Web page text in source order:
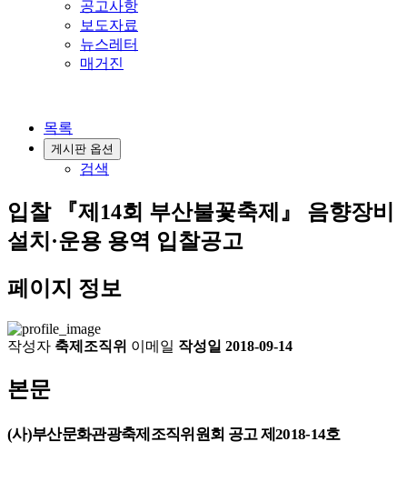
공고사항
보도자료
뉴스레터
매거진
목록
게시판 옵션
검색
입찰
『제14회 부산불꽃축제』 음향장비
설치·운용 용역 입찰공고
페이지 정보
작성자 축제조직위 이메일 작성일 2018-09-14
본문
(사)부산문화관광축제조직위원회 공고 제2018-14호